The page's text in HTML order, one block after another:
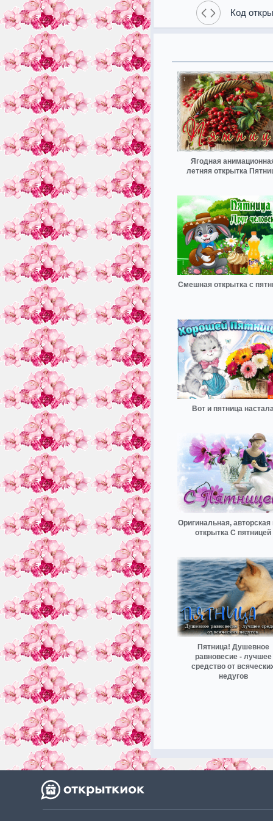
Код
Ягодная
летняя открытка
Смешная открытка с
Вот и пятница
Оригинальная, авторская
открытка С пятницей
Пятница! Душевное
равновесие - лучшее
средство от
недугов